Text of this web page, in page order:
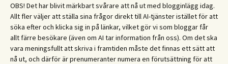
OBS! Det har blivit märkbart svårare att nå ut med blogginlägg idag.
Allt fler väljer att ställa sina frågor direkt till AI-tjänster istället för att
söka efter och klicka sig in på länkar, vilket gör vi som bloggar får
allt färre besökare (även om AI tar information från oss). Om det ska
vara meningsfullt att skriva i framtiden måste det finnas ett sätt att
nå ut, och därför är prenumeranter numera en förutsättning för att